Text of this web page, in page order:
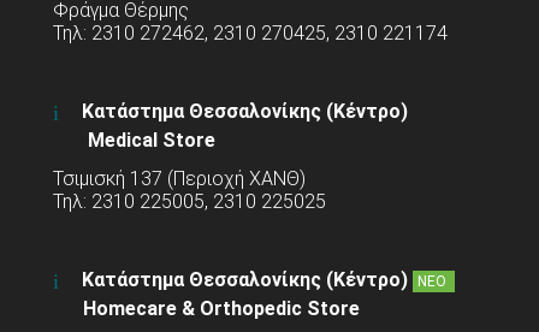
Φράγμα Θέρμης
Τηλ: 2310 272462, 2310 270425, 2310 221174
Κατάστημα Θεσσαλονίκης (Κέντρο)
Medical Store
Τσιμισκή 137 (Περιοχή ΧΑΝΘ)
Τηλ: 2310 225005, 2310 225025
Κατάστημα Θεσσαλονίκης (Κέντρο) ΝΕΟ
Homecare & Orthopedic Store